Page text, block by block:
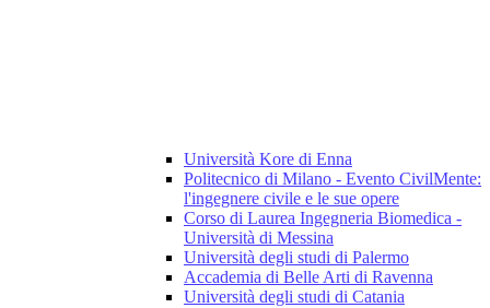
Università Kore di Enna
Politecnico di Milano - Evento CivilMente:
l'ingegnere civile e le sue opere
Corso di Laurea Ingegneria Biomedica -
Università di Messina
Università degli studi di Palermo
Accademia di Belle Arti di Ravenna
Università degli studi di Catania